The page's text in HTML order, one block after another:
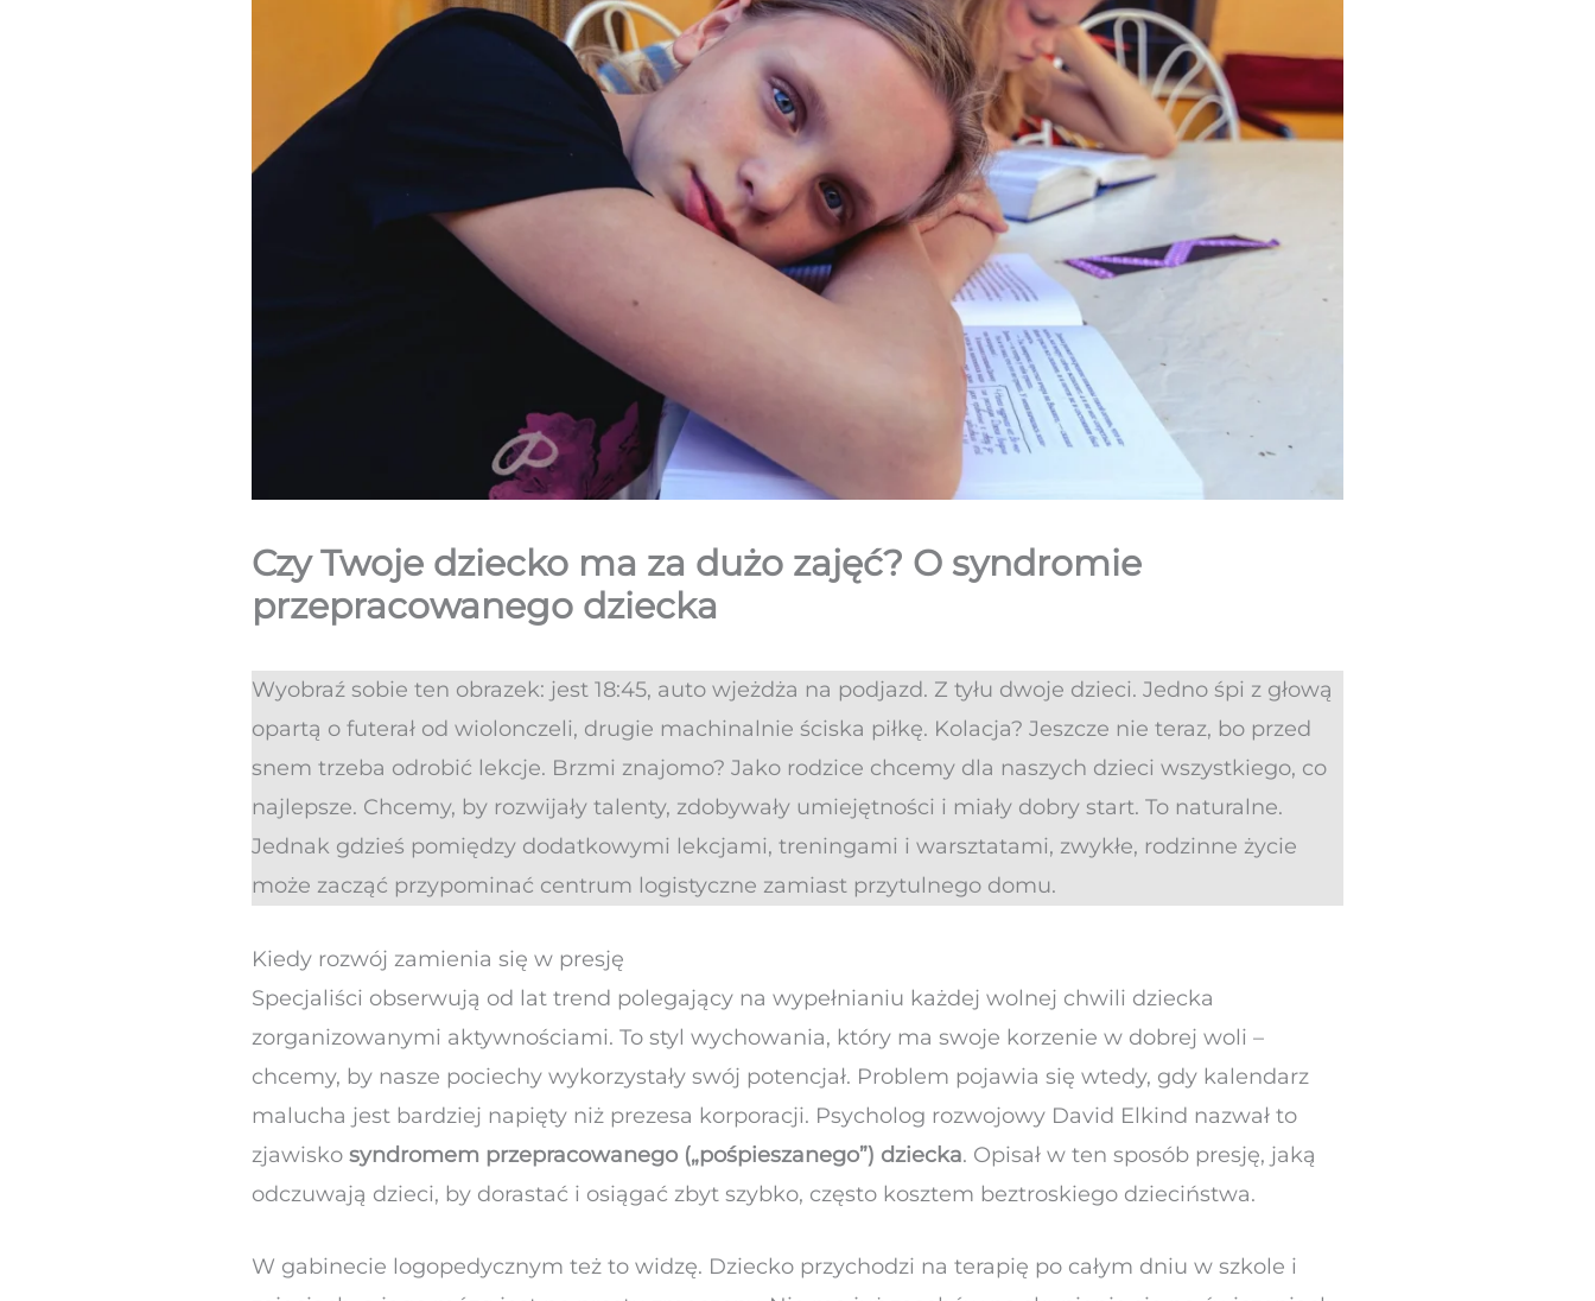
Czy Twoje dziecko ma za dużo zajęć? O syndromie
przepracowanego dziecka
Wyobraź sobie ten obrazek: jest 18:45, auto wjeżdża na podjazd. Z tyłu dwoje dzieci. Jedno śpi z głową
opartą o futerał od wiolonczeli, drugie machinalnie ściska piłkę. Kolacja? Jeszcze nie teraz, bo przed
snem trzeba odrobić lekcje. Brzmi znajomo? Jako rodzice chcemy dla naszych dzieci wszystkiego, co
najlepsze. Chcemy, by rozwijały talenty, zdobywały umiejętności i miały dobry start. To naturalne.
Jednak gdzieś pomiędzy dodatkowymi lekcjami, treningami i warsztatami, zwykłe, rodzinne życie
może zacząć przypominać centrum logistyczne zamiast przytulnego domu.
Kiedy rozwój zamienia się w presję
Specjaliści obserwują od lat trend polegający na wypełnianiu każdej wolnej chwili dziecka
zorganizowanymi aktywnościami. To styl wychowania, który ma swoje korzenie w dobrej woli –
chcemy, by nasze pociechy wykorzystały swój potencjał. Problem pojawia się wtedy, gdy kalendarz
malucha jest bardziej napięty niż prezesa korporacji. Psycholog rozwojowy David Elkind nazwał to
zjawiskosyndromem przepracowanego („pośpieszanego”) dziecka. Opisał w ten sposób presję, jaką
odczuwają dzieci, by dorastać i osiągać zbyt szybko, często kosztem beztroskiego dzieciństwa.
W gabinecie logopedycznym też to widzę. Dziecko przychodzi na terapię po całym dniu w szkole i